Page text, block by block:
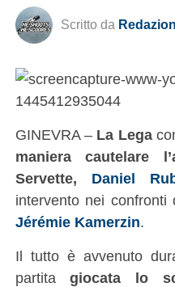
Scritto da
GINEVRA – La Lega
maniera cautelare
Servette, Daniel
intervento nei confronti
Jérémie Kamerzin.
Il tutto è avvenuto
partitagiocata lo